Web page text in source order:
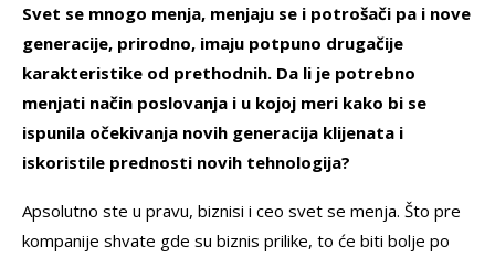
Svet se mnogo menja, menjaju se i potrošači pa i nove
generacije, prirodno, imaju potpuno drugačije
karakteristike od prethodnih. Da li je potrebno
menjati način poslovanja i u kojoj meri kako bi se
ispunila očekivanja novih generacija klijenata i
iskoristile prednosti novih tehnologija?
Apsolutno ste u pravu, biznisi i ceo svet se menja. Što pre
kompanije shvate gde su biznis prilike, to će biti bolje po